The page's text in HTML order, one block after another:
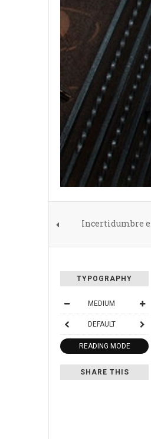
Incertidumbre
TYPOGRAPHY
MEDIUM
DEFAULT
READING MODE
SHARE THIS